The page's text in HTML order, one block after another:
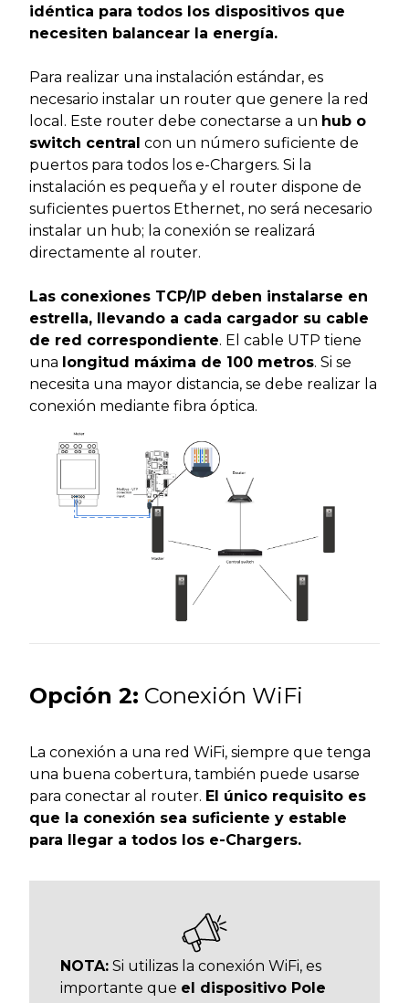
idéntica para todos los dispositivos que
necesiten balancear la energía.
Para realizar una instalación estándar, es
necesario instalar un router que genere la red
local. Este router debe conectarse a un hub o
switch central con un número suficiente de
puertos para todos los e-Chargers. Si la
instalación es pequeña y el router dispone de
suficientes puertos Ethernet, no será necesario
instalar un hub; la conexión se realizará
directamente al router.
Las conexiones TCP/IP deben instalarse en
estrella, llevando a cada cargador su cable
de red correspondiente. El cable UTP tiene
una longitud máxima de 100 metros. Si se
necesita una mayor distancia, se debe realizar la
conexión mediante fibra óptica.
Opción 2: Conexión WiFi
La conexión a una red WiFi, siempre que tenga
una buena cobertura, también puede usarse
para conectar al router. El único requisito es
que la conexión sea suficiente y estable
para llegar a todos los e-Chargers.
NOTA: Si utilizas la conexión WiFi, es
importante que el dispositivo Pole